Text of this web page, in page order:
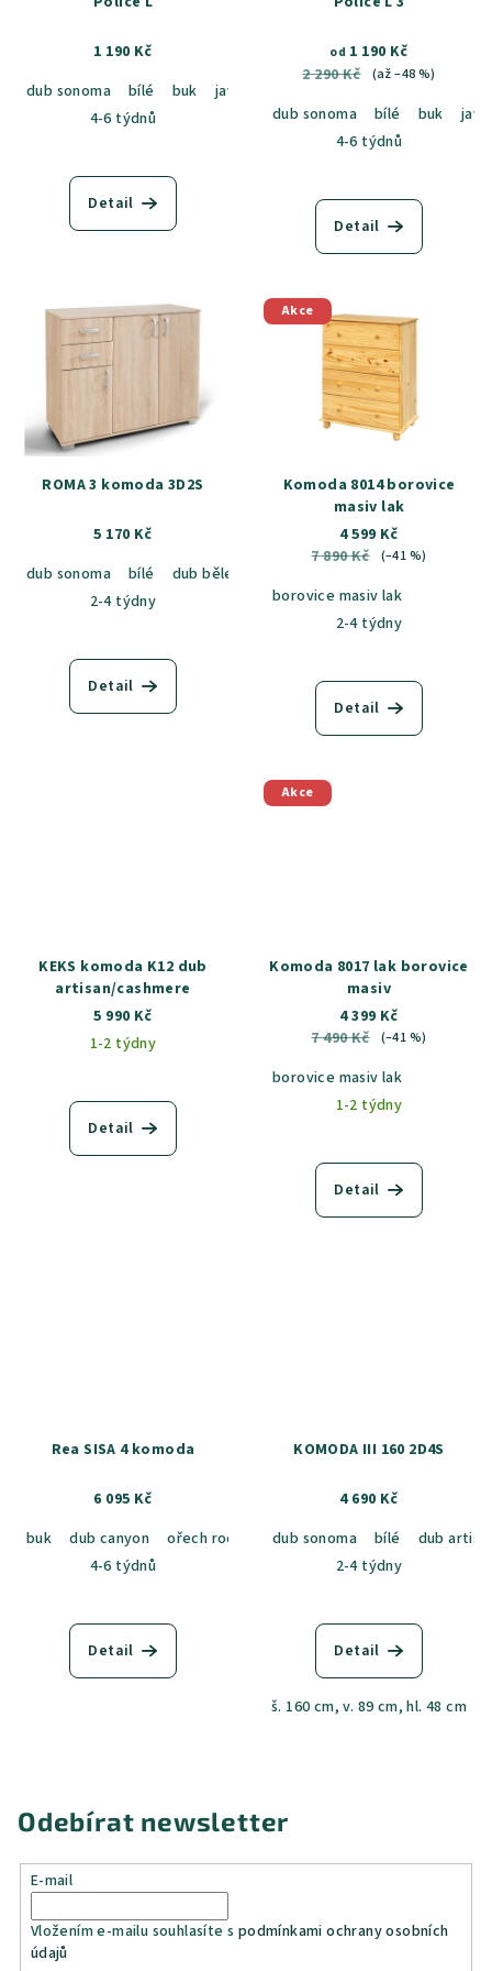
1 190 Kč
dub sonoma
bílé buk javor
4-6 týdnů
Detail
od 1 190 Kč
2 290 Kč
(až –48 %)
dub sonoma bílé buk
4-6 týdnů
Detail
ROMA 3 komoda 3D2S
5 170 Kč
dub sonoma
bílé
dub bělený
2-4 týdny
Detail
Akce
Komoda 8014 borovice
masiv lak
4 599 Kč
7 890 Kč
(–41 %)
borovice masiv lak
2-4 týdny
Detail
KEKS komoda K12 dub
artisan/cashmere
5 990 Kč
1-2 týdny
Detail
Akce
Komoda 8017 lak borovice
masiv
4 399 Kč
7 490 Kč
(–41 %)
borovice masiv lak
1-2 týdny
Detail
Rea SISA 4 komoda
6 095 Kč
buk
dub canyon ořech rockpile cashmere dub bardolino
4-6 týdnů
Detail
KOMODA III 160 2D4S
4 690 Kč
dub sonoma
bílé
dub
2-4 týdny
Detail
š. 160 cm, v. 89 cm, hl. 48 cm
Odebírat newsletter
E-mail
Vložením e-mailu souhlasíte s podmínkami ochrany osobních
údajů